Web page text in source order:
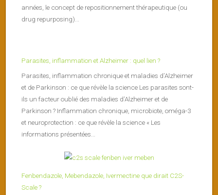
années, le concept de repositionnement thérapeutique (ou
drug repurposing)...
Parasites, inflammation et Alzheimer : quel lien ?
Parasites, inflammation chronique et maladies d’Alzheimer
et de Parkinson : ce que révèle la science Les parasites sont-
ils un facteur oublié des maladies d’Alzheimer et de
Parkinson ? Inflammation chronique, microbiote, oméga-3
et neuroprotection : ce que révèle la science « Les
informations présentées...
Fenbendazole, Mebendazole, Ivermectine que dirait C2S-
Scale ?